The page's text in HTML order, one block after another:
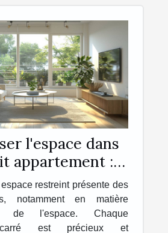
l'espace dans
appartement :
et conseils
restreint présente des
notamment en matière
de l'espace. Chaque
carré est précieux et